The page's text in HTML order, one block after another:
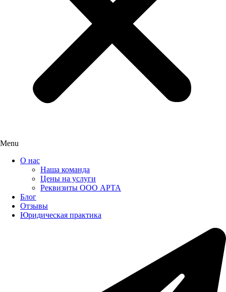
Menu
О нас
Наша команда
Цены на услуги
Реквизиты ООО АРТА
Блог
Отзывы
Юридическая практика